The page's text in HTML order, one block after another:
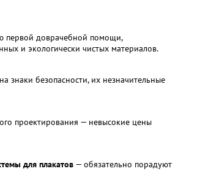
первой доврачебной помощи,
и экологически чистых материалов.
знаки безопасности, их незначительные
проектирования — невысокие цены
для плакатов — обязательно порадуют